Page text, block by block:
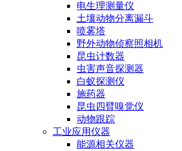
电生理测量仪
土壤动物分离漏斗
喷雾塔
野外动物侦察照相机
昆虫计数器
虫害声音探测器
白蚁探测仪
施药器
昆虫四臂嗅觉仪
动物跟踪
工业应用仪器
能源相关仪器